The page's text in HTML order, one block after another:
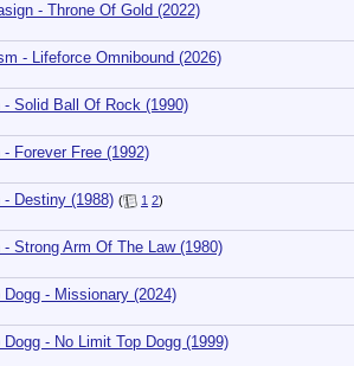
- Throne Of Gold (2022)
- Lifeforce Omnibound (2026)
- Solid Ball Of Rock (1990)
- Forever Free (1992)
- Destiny (1988) ( 1 2)
- Strong Arm Of The Law (1980)
Dogg - Missionary (2024)
Dogg - No Limit Top Dogg (1999)